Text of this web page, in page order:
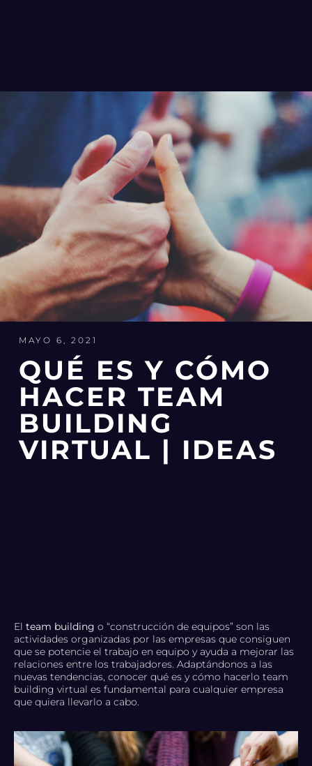
MAYO 6, 2021
QUÉ ES Y CÓMO
HACER TEAM
BUILDING
VIRTUAL | IDEAS
El team building o “construcción de equipos” son las
actividades organizadas por las empresas que consiguen
que se potencie el trabajo en equipo y ayuda a mejorar las
relaciones entre los trabajadores. Adaptándonos a las
nuevas tendencias, conocer qué es y cómo hacerlo team
building virtual es fundamental para cualquier empresa
que quiera llevarlo a cabo.